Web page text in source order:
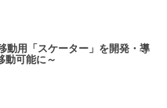
動用「スケーター」を開発・導
動可能に～